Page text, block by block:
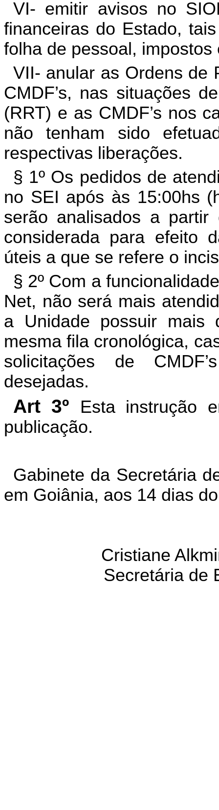
VI- emitir avisos no
financeiras do Estado,
folha de pessoal,
VII- anular as Ordens de
CMDF’s, nas situações
(RRT) e as CMDF’s nos
não tenham sido
respectivas liberações.
§ 1º Os pedidos de
no SEI após às 15:00hs
serão analisados a
considerada para efeito
úteis a que se refere o
§ 2º Com a
Net, não será mais
a Unidade possuir mais
mesma fila cronológica,
solicitações de
desejadas.
Art 3º
Esta instrução
publicação.
Gabinete da Secretária
em Goiânia, aos 14 dias
Cristiane
Secretária de